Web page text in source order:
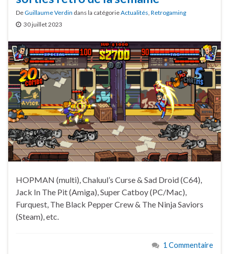
DeGuillaume Verdin dans la catégorieActualités, Retrogaming
30 juillet 2023
HOPMAN (multi), Chaluul’s Curse & Sad Droid (C64),
Jack In The Pit (Amiga), Super Catboy (PC/Mac),
Furquest, The Black Pepper Crew & The Ninja Saviors
(Steam), etc.
1 Commentaire